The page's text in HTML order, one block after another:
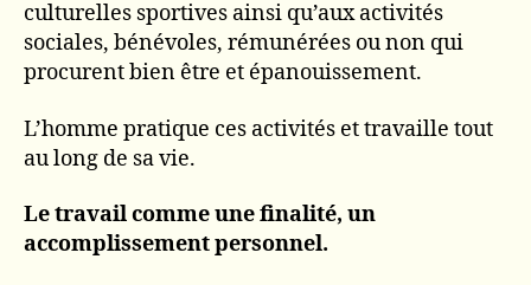
culturelles sportives ainsi qu’aux activités
sociales, bénévoles, rémunérées ou non qui
procurent bien être et épanouissement.
L’homme pratique ces activités et travaille tout
au long de sa vie.
Le travail comme une finalité, un
accomplissement personnel.